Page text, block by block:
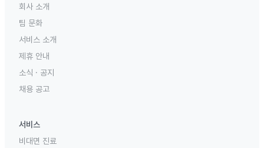
회사 소개
팀 문화
서비스 소개
제휴 안내
소식 · 공지
채용 공고
서비스
비대면 진료